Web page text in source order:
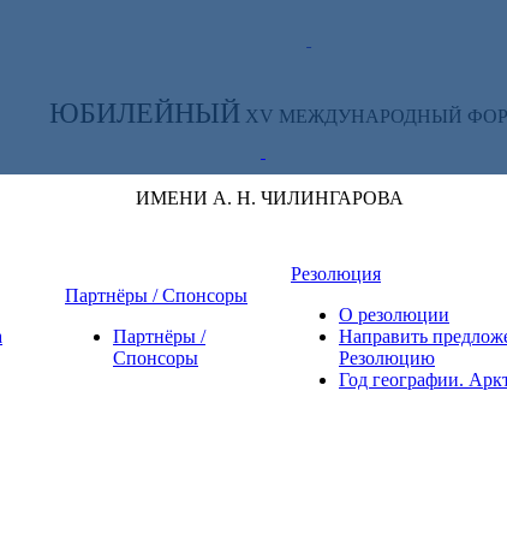
ЮБИЛЕЙНЫЙ XV МЕЖДУНАРОДНЫЙ
ИМЕНИ А. Н. ЧИЛИНГАРОВА
Партнёры / Спонсоры
Партнёры /
Спонсоры
Резолюция
О резолюции
Направить
Резолюцию
Год географии.